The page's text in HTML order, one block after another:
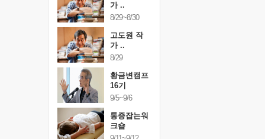
가 ..
8/29~8/30
고도원 작
가 ..
8/29
황금변캠프
16기
9/5~9/6
통증잡는워
크숍